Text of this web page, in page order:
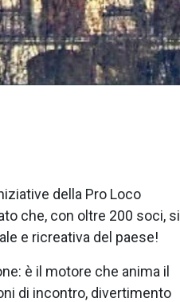
della Pro Loco
che, con oltre 200 soci, si
e ricreativa del paese!
è il motore che anima il
di incontro, divertimento